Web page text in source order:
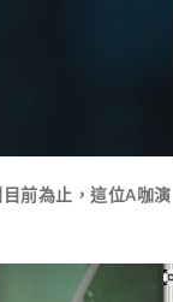
前為止，這位A咖演